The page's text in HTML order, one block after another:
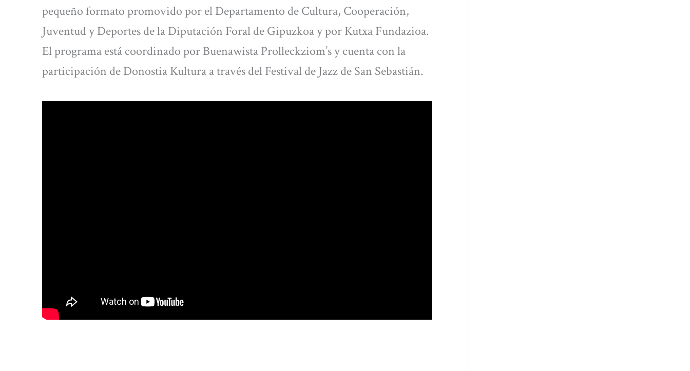
pequeño formato promovido por el Departamento de Cultura, Cooperación,
Juventud y Deportes de la Diputación Foral de Gipuzkoa y por Kutxa Fundazioa.
El programa está coordinado por Buenawista Prolleckziom’s y cuenta con la
participación de Donostia Kultura a través del Festival de Jazz de San Sebastián.